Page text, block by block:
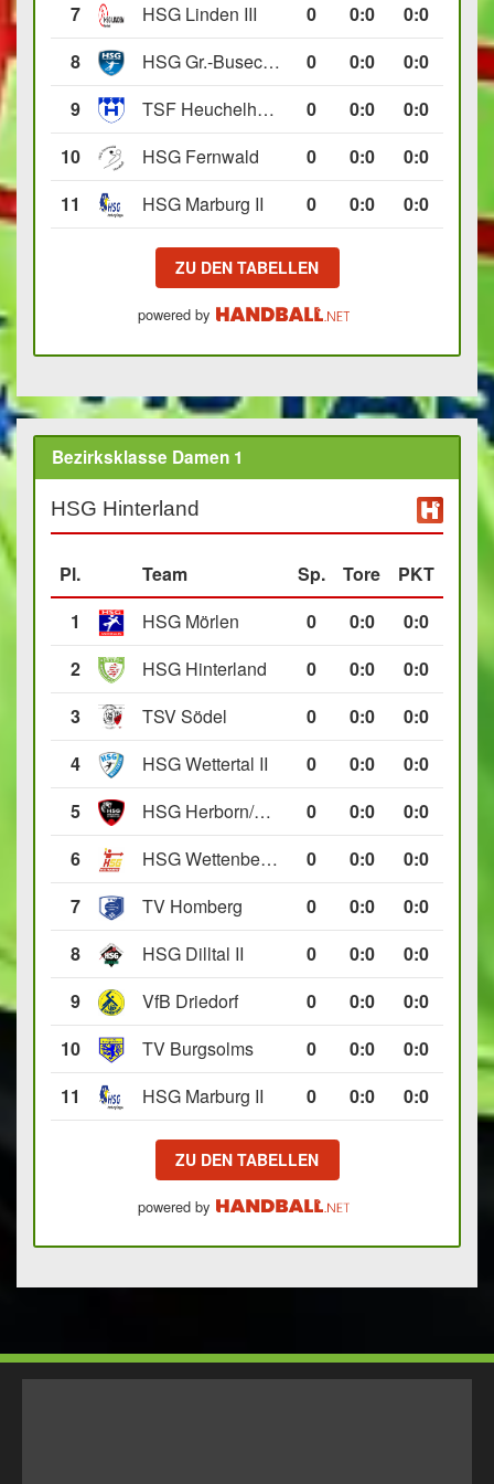
7 HSG Linden III 0 0:0
0:0
8
HSG Gr.-Buseck/Beuern II 0 0:0
0:0
9
TSF Heuchelheim II 0 0:0
0:0
10
HSG Fernwald 0 0:0
0:0
11
HSG Marburg II 0 0:0 0:0
ZU DEN TABELLEN
powered by
Bezirksklasse Damen 1
HSG Hinterland
Pl. Team Sp. Tore
PKT
1
HSG Mörlen 0 0:0
0:0
2
HSG Hinterland 0 0:0
0:0
3
TSV Södel 0 0:0
0:0
4
HSG Wettertal II 0 0:0
0:0
5
HSG Herborn/Seelbach 0 0:0
0:0
6
HSG Wettenberg III 0 0:0
0:0
7
TV Homberg 0 0:0
0:0
8
HSG Dilltal II 0 0:0
0:0
9
VfB Driedorf 0 0:0
0:0
10
TV Burgsolms 0 0:0
0:0
11
HSG Marburg II 0 0:0 0:0
ZU DEN TABELLEN
powered by